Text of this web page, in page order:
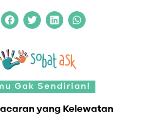
Gak Sendirian!
yang Kelewatan